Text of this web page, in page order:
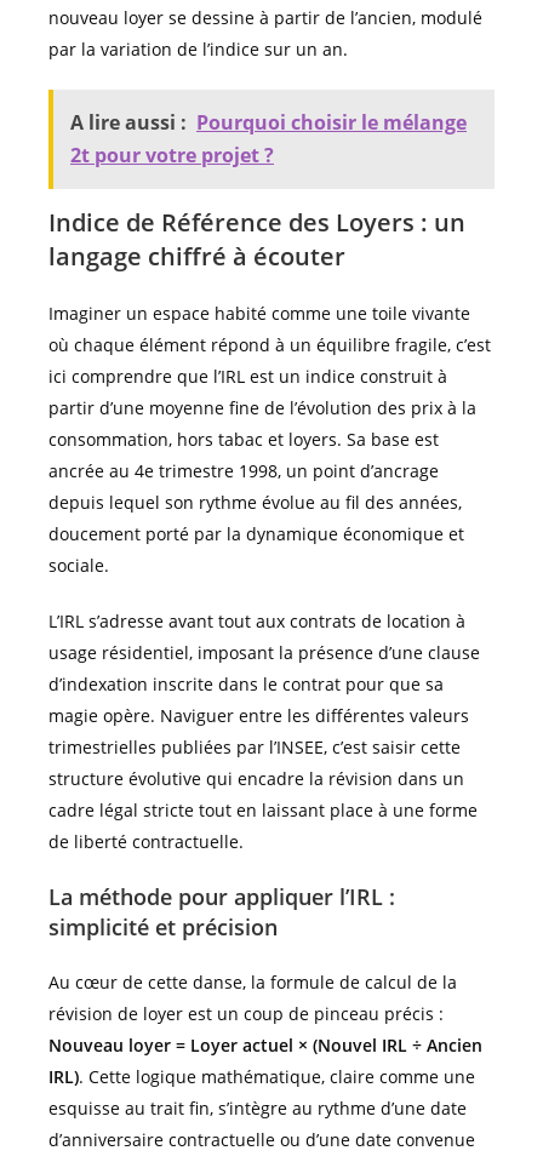
nouveau loyer se dessine à partir de l’ancien, modulé
par la variation de l’indice sur un an.
A lire aussi : Pourquoi choisir le mélange
2t pour votre projet ?
Indice de Référence des Loyers : un
langage chiffré à écouter
Imaginer un espace habité comme une toile vivante
où chaque élément répond à un équilibre fragile, c’est
ici comprendre que l’IRL est un indice construit à
partir d’une moyenne fine de l’évolution des prix à la
consommation, hors tabac et loyers. Sa base est
ancrée au 4e trimestre 1998, un point d’ancrage
depuis lequel son rythme évolue au fil des années,
doucement porté par la dynamique économique et
sociale.
L’IRL s’adresse avant tout aux contrats de location à
usage résidentiel, imposant la présence d’une clause
d’indexation inscrite dans le contrat pour que sa
magie opère. Naviguer entre les différentes valeurs
trimestrielles publiées par l’INSEE, c’est saisir cette
structure évolutive qui encadre la révision dans un
cadre légal stricte tout en laissant place à une forme
de liberté contractuelle.
La méthode pour appliquer l’IRL :
simplicité et précision
Au cœur de cette danse, la formule de calcul de la
révision de loyer est un coup de pinceau précis :
Nouveau loyer = Loyer actuel × (Nouvel IRL ÷ Ancien
IRL). Cette logique mathématique, claire comme une
esquisse au trait fin, s’intègre au rythme d’une date
d’anniversaire contractuelle ou d’une date convenue